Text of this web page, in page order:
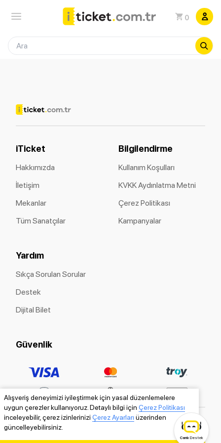
0
Alışveriş deneyimizi iyileştirmek için yasal düzenlemelere
uygun çerezler kullanıyoruz. Detaylı bilgi için Çerez Politikası
inceleyebilir, çerez izinlerinizi Çerez Ayarları üzerinden
güncelleyebilirsiniz.
iTicket
Hakkımızda
İletişim
Mekanlar
Tüm Sanatçılar
Bilgilendirme
Kullanım Koşulları
KVKK Aydınlatma Metni
Çerez Politikası
Kampanyalar
Yardım
Sıkça Sorulan Sorular
Destek
Dijital Bilet
Güvenlik
Canlı Destek